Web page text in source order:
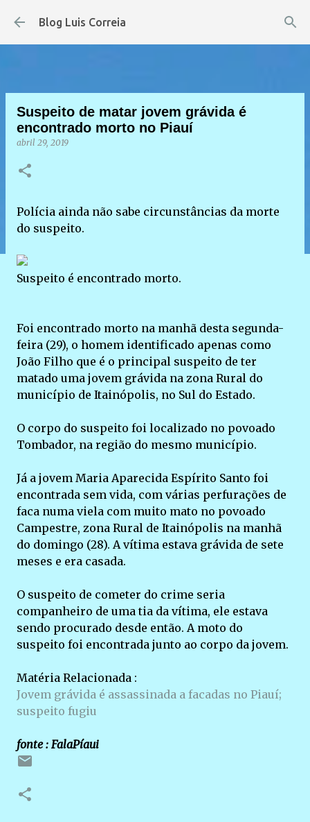
Pular para o conteúdo principal
Blog Luis Correia
Suspeito de matar jovem grávida é
encontrado morto no Piauí
abril 29, 2019
Polícia ainda não sabe circunstâncias da morte
do suspeito.
Suspeito é encontrado morto.
Foi encontrado morto na manhã desta segunda-
feira (29), o homem identificado apenas como
João Filho que é o principal suspeito de ter
matado uma jovem grávida na zona Rural do
município de Itainópolis, no Sul do Estado.
O corpo do suspeito foi localizado no povoado
Tombador, na região do mesmo município.
Já a jovem Maria Aparecida Espírito Santo foi
encontrada sem vida, com várias perfurações de
faca numa viela com muito mato no povoado
Campestre, zona Rural de Itainópolis na manhã
do domingo (28). A vítima estava grávida de sete
meses e era casada.
O suspeito de cometer do crime seria
companheiro de uma tia da vítima, ele estava
sendo procurado desde então. A moto do
suspeito foi encontrada junto ao corpo da jovem.
Matéria Relacionada :
Jovem grávida é assassinada a facadas no Piauí;
suspeito fugiu
fonte : FalaPíaui